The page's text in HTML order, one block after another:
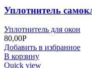
Уплотнитель
Уплотнитель для окон
80,00Р
Добавить в избранное
В корзину
Quick view